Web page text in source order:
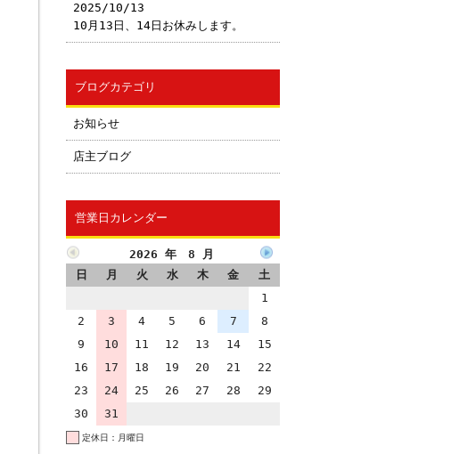
2025/10/13
10月13日、14日お休みします。
ブログカテゴリ
お知らせ
店主ブログ
営業日カレンダー
2026 年 8 月
日
月 火 水 木 金
土
1
2
3 4 5 6 7
8
9
10 11 12 13 14
15
16
17 18 19 20 21
22
23
24 25 26 27 28
29
30
31
定休日：月曜日